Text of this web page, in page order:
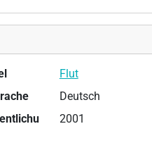
Flut
Deutsch
2001